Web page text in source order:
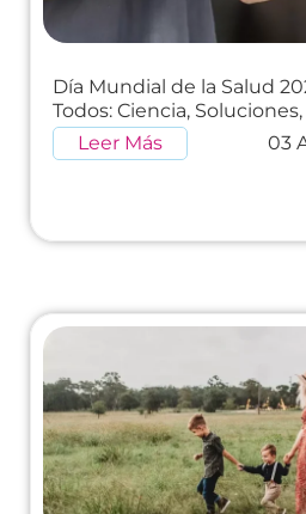
Día Mundial de la Salud
Todos: Ciencia,
Leer Más
03